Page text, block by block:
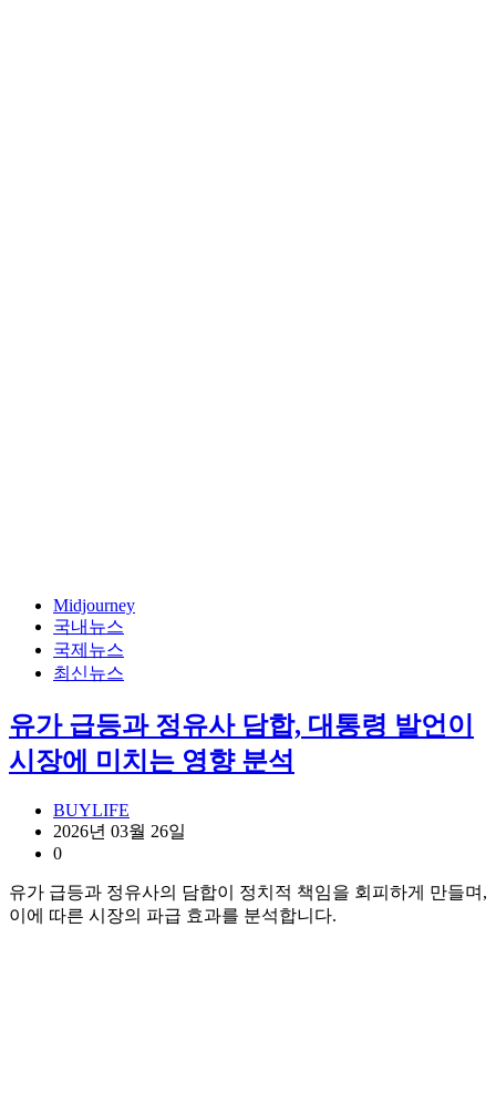
Midjourney
국내뉴스
국제뉴스
최신뉴스
유가 급등과 정유사 담합, 대통령 발언이
시장에 미치는 영향 분석
BUYLIFE
2026년 03월 26일
0
유가 급등과 정유사의 담합이 정치적 책임을 회피하게 만들며,
이에 따른 시장의 파급 효과를 분석합니다.